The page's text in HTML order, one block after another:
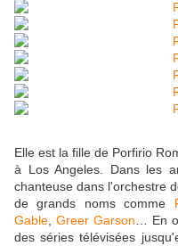
Elle est la fille de Porfirio
à Los Angeles. Dans les
chanteuse dans l'orchestre
de grands noms comme
Gable Greer Garson … En
des séries télévisées